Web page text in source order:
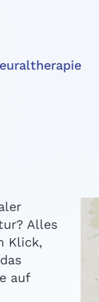
Alles
Klick,
auf